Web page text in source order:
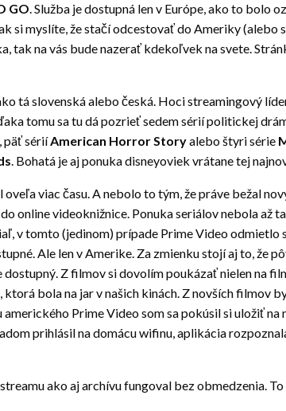
GO. Služba je dostupná len v Európe, ako to bolo
si myslíte, že stačí odcestovať do Ameriky
tak na vás bude nazerať kdekoľvek na svete.
tá slovenská alebo česká. Hoci streamingový
tomu sa tu dá pozrieť sedem sérií politickej
, päť sériíAmerican Horror Storyalebo štyri série
. Bohatá je aj ponuka disneyoviek vrátane tej
viac času. A nebolo to tým, že práve bežal
online videoknižnice. Ponuka seriálov nebola
v tomto (jedinom) prípade Prime Video
Ale len v Amerike. Za zmienku stojí aj to, že
Z filmov si dovolím poukázať nielen na
bola na jar v našich kinách. Z novších filmov
amerického Prime Video som sa pokúsil si uložiť
prihlásil na domácu wifinu, aplikácia
ako aj archívu fungoval bez obmedzenia.